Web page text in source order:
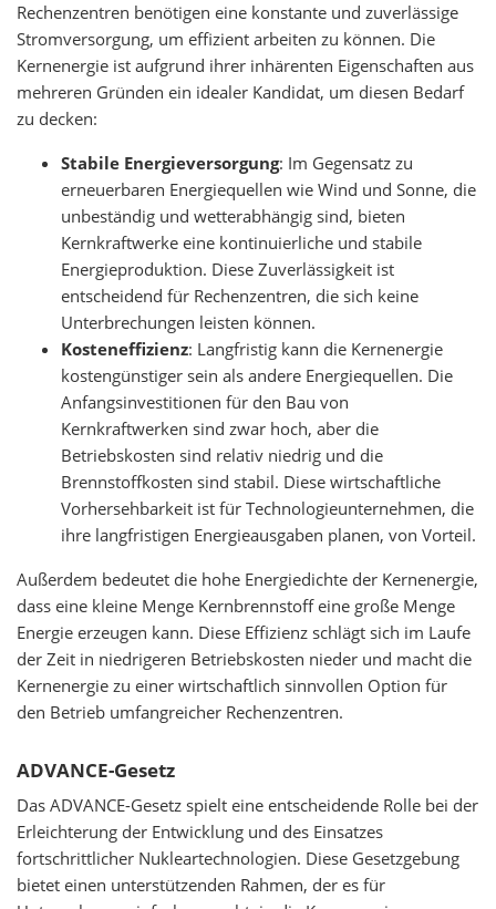
Rechenzentren benötigen eine konstante und zuverlässige
Stromversorgung, um effizient arbeiten zu können. Die
Kernenergie ist aufgrund ihrer inhärenten Eigenschaften aus
mehreren Gründen ein idealer Kandidat, um diesen Bedarf
zu decken:
Stabile Energieversorgung: Im Gegensatz zu
erneuerbaren Energiequellen wie Wind und Sonne, die
unbeständig und wetterabhängig sind, bieten
Kernkraftwerke eine kontinuierliche und stabile
Energieproduktion. Diese Zuverlässigkeit ist
entscheidend für Rechenzentren, die sich keine
Unterbrechungen leisten können.
Kosteneffizienz: Langfristig kann die Kernenergie
kostengünstiger sein als andere Energiequellen. Die
Anfangsinvestitionen für den Bau von
Kernkraftwerken sind zwar hoch, aber die
Betriebskosten sind relativ niedrig und die
Brennstoffkosten sind stabil. Diese wirtschaftliche
Vorhersehbarkeit ist für Technologieunternehmen, die
ihre langfristigen Energieausgaben planen, von Vorteil.
Außerdem bedeutet die hohe Energiedichte der Kernenergie,
dass eine kleine Menge Kernbrennstoff eine große Menge
Energie erzeugen kann. Diese Effizienz schlägt sich im Laufe
der Zeit in niedrigeren Betriebskosten nieder und macht die
Kernenergie zu einer wirtschaftlich sinnvollen Option für
den Betrieb umfangreicher Rechenzentren.
ADVANCE-Gesetz
Das ADVANCE-Gesetz spielt eine entscheidende Rolle bei der
Erleichterung der Entwicklung und des Einsatzes
fortschrittlicher Nukleartechnologien. Diese Gesetzgebung
bietet einen unterstützenden Rahmen, der es für